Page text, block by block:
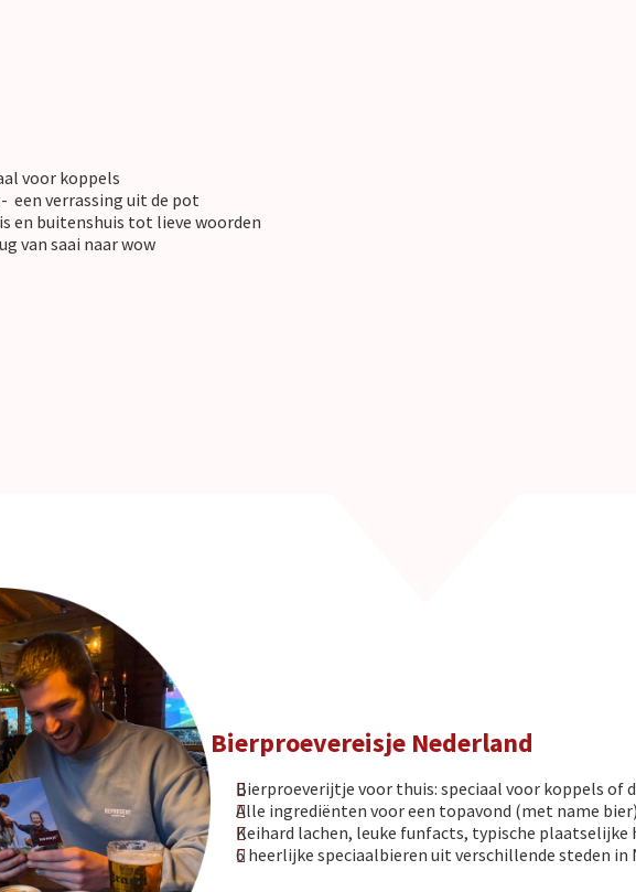
voor koppels
een verrassing uit de pot
en buitenshuis tot lieve woorden
van saai naar wow
Bierproevereisje Nederland
Bierproeverijtje voor thuis: speciaal voor koppels of
Alle ingrediënten voor een topavond (met name bier)
Keihard lachen, leuke funfacts, typische plaatselijke
6 heerlijke speciaalbieren uit verschillende steden in